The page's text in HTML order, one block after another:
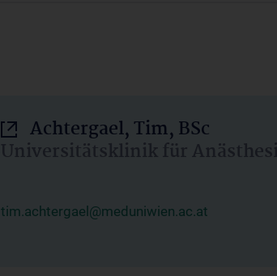
Achtergael, Tim, BSc
Universitätsklinik für
tim.achtergael@meduniwien.ac.at